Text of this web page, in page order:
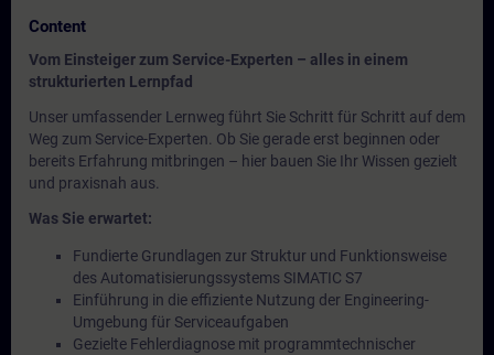
Content
Vom Einsteiger zum Service-Experten – alles in einem
strukturierten Lernpfad
Unser umfassender Lernweg führt Sie Schritt für Schritt auf dem
Weg zum Service-Experten. Ob Sie gerade erst beginnen oder
bereits Erfahrung mitbringen – hier bauen Sie Ihr Wissen gezielt
und praxisnah aus.
Was Sie erwartet:
Fundierte Grundlagen zur Struktur und Funktionsweise
des Automatisierungssystems SIMATIC S7
Einführung in die effiziente Nutzung der Engineering-
Umgebung für Serviceaufgaben
Gezielte Fehlerdiagnose mit programmtechnischer